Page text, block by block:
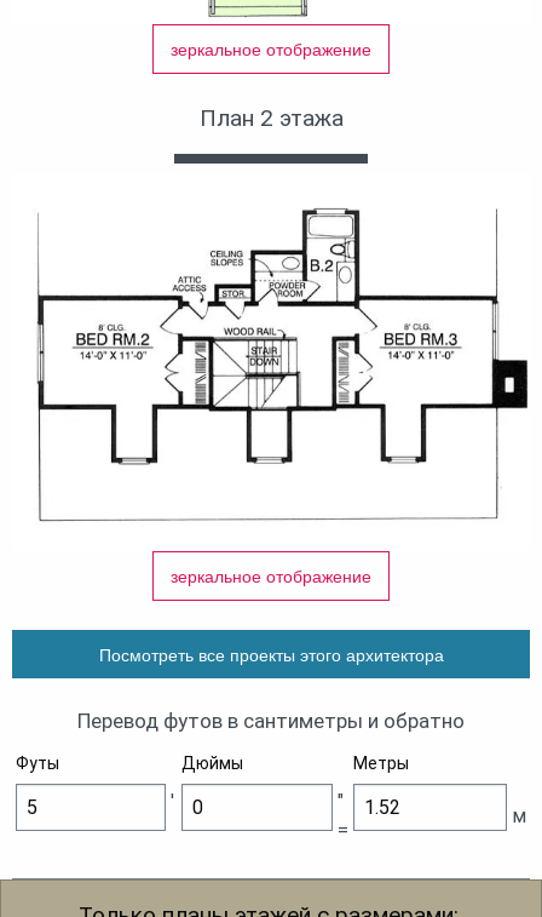
зеркальное отображение
План 2 этажа
зеркальное отображение
Посмотреть все проекты этого архитектора
Перевод футов в сантиметры и обратно
Футы Дюймы Метры
'
"
=
м